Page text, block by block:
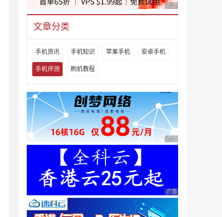
广告 商业广告，理性
文章分类
手机资讯 手机知识 苹果手机 安卓手机
手机评测 刷机教程
广告 商业广告，理性
广告 商业广告，理性